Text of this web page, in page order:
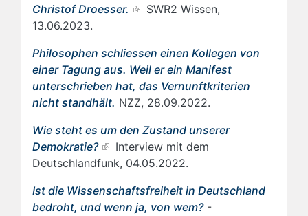
Christof Droesser.
SWR2 Wissen,
13.06.2023.
Philosophen schliessen einen Kollegen von
einer Tagung aus. Weil er ein Manifest
unterschrieben hat, das Vernunftkriterien
nicht standhält. NZZ, 28.09.2022.
Wie steht es um den Zustand unserer
Demokratie?
Interview mit dem
Deutschlandfunk, 04.05.2022.
Ist die Wissenschaftsfreiheit in Deutschland
bedroht, und wenn ja, von wem?-